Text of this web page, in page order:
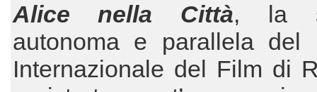
Alice nella Città, la
autonoma e parallela del
Internazionale del Film di